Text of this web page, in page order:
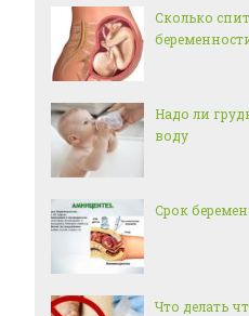
Сколько
Надо ли
воду
Срок
Что делать